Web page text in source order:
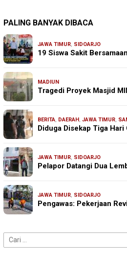
PALING BANYAK DIBACA
JAWA TIMUR, SIDOARJO
19 Siswa Sakit
MADIUN
Tragedi Proyek Masjid
BERITA, DAERAH, JAWA TIMUR,
Diduga Disekap Tiga Hari
JAWA TIMUR, SIDOARJO
Pelapor Datangi Dua
JAWA TIMUR, SIDOARJO
Pengawas: Pekerjaan
Cari
untuk: